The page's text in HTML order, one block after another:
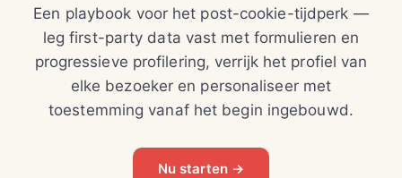
Een playbook voor het post-cookie-tijdperk —
leg first-party data vast met formulieren en
progressieve profilering, verrijk het profiel van
elke bezoeker en personaliseer met
toestemming vanaf het begin ingebouwd.
Nu starten →